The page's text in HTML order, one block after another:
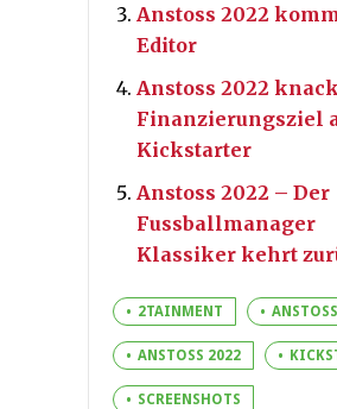
Anstoss 2022
Editor
Anstoss 2022
Finanzierungsziel
Kickstarter
Anstoss 2022 – Der
Fussballmanager
Klassiker kehrt
2TAINMENT ANSTOSS
ANSTOSS 2022
SCREENSHOTS